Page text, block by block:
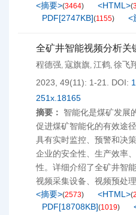
<摘要>(3464) <HTML>(
PDF[2747KB](1155) <
全矿井智能视频分析关
程德强, 寇旗旗, 江鹤, 徐飞
2023, 49(11): 1-21.
DOI:
251x.18165
摘要：
智能化是煤矿发展
促进煤矿智能化的有效途
具有实时监控、预警和决
企业的安全性、生产效率
性。详细介绍了全矿井智
视频采集设备、视频预处
<摘要>(2573) <HTML>(
PDF[18708KB](1019)